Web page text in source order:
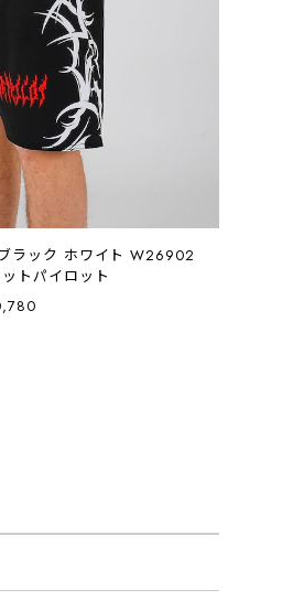
ラック ホワイト W26902
トパイロット